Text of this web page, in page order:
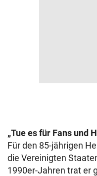
„Tue es für Fans und
Für den 85-jährigen
die Vereinigten
1990er-Jahren trat er